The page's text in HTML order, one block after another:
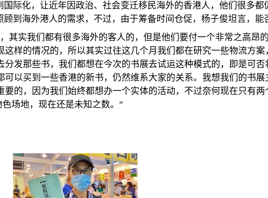
国际化，让近年因政治、社会变迁移民海外的香港人，他们很多
到海外港人的需求，不过，由于筹备时间仓促，杨子俊坦言，能
其实我们都有很多海外的客人的，但是他们要付一个非常之高昂
样的情况的，所以其实过往这几个月我们都在研究一些物流方
分发那些书，我们都想在今次的书展去试运这种模式的，即是可
可以买到一些香港的新书，仍然维系大家的关系。我想我们的书
的，因为我们始终都想办一个实体的活动，不过奈何现在只有
场地，现在还是未知之数。”